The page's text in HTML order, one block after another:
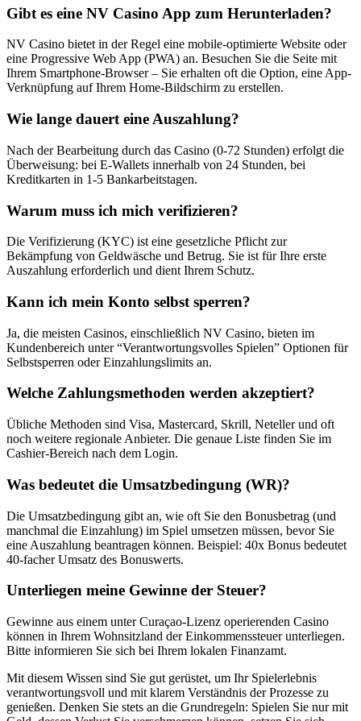
Gibt es eine NV Casino App zum Herunterladen?
NV Casino bietet in der Regel eine mobile-optimierte Website oder
eine Progressive Web App (PWA) an. Besuchen Sie die Seite mit
Ihrem Smartphone-Browser – Sie erhalten oft die Option, eine App-
Verknüpfung auf Ihrem Home-Bildschirm zu erstellen.
Wie lange dauert eine Auszahlung?
Nach der Bearbeitung durch das Casino (0-72 Stunden) erfolgt die
Überweisung: bei E-Wallets innerhalb von 24 Stunden, bei
Kreditkarten in 1-5 Bankarbeitstagen.
Warum muss ich mich verifizieren?
Die Verifizierung (KYC) ist eine gesetzliche Pflicht zur
Bekämpfung von Geldwäsche und Betrug. Sie ist für Ihre erste
Auszahlung erforderlich und dient Ihrem Schutz.
Kann ich mein Konto selbst sperren?
Ja, die meisten Casinos, einschließlich NV Casino, bieten im
Kundenbereich unter “Verantwortungsvolles Spielen” Optionen für
Selbstsperren oder Einzahlungslimits an.
Welche Zahlungsmethoden werden akzeptiert?
Übliche Methoden sind Visa, Mastercard, Skrill, Neteller und oft
noch weitere regionale Anbieter. Die genaue Liste finden Sie im
Cashier-Bereich nach dem Login.
Was bedeutet die Umsatzbedingung (WR)?
Die Umsatzbedingung gibt an, wie oft Sie den Bonusbetrag (und
manchmal die Einzahlung) im Spiel umsetzen müssen, bevor Sie
eine Auszahlung beantragen können. Beispiel: 40x Bonus bedeutet
40-facher Umsatz des Bonuswerts.
Unterliegen meine Gewinne der Steuer?
Gewinne aus einem unter Curaçao-Lizenz operierenden Casino
können in Ihrem Wohnsitzland der Einkommenssteuer unterliegen.
Bitte informieren Sie sich bei Ihrem lokalen Finanzamt.
Mit diesem Wissen sind Sie gut gerüstet, um Ihr Spielerlebnis
verantwortungsvoll und mit klarem Verständnis der Prozesse zu
genießen. Denken Sie stets an die Grundregeln: Spielen Sie nur mit